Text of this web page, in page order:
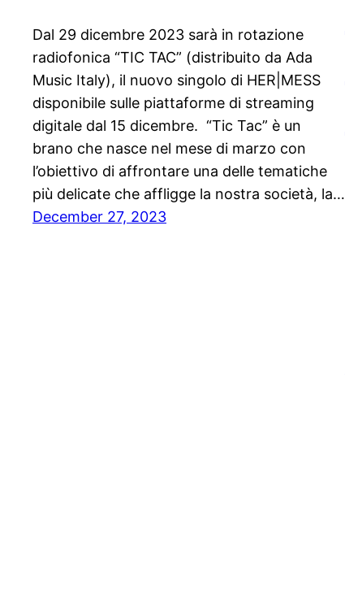
Dal 29 dicembre 2023 sarà in rotazione
radiofonica “TIC TAC” (distribuito da Ada
Music Italy), il nuovo singolo di HER|MESS
disponibile sulle piattaforme di streaming
digitale dal 15 dicembre. “Tic Tac” è un
brano che nasce nel mese di marzo con
l’obiettivo di affrontare una delle tematiche
più delicate che affligge la nostra società, la…
December 27, 2023